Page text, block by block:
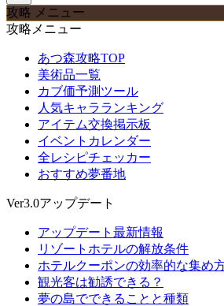
攻略 メニュー
攻略メニュー
あつ森攻略TOP
美術品一覧
カブ価予測ツール
人気キャラランキング
アイテム交換掲示板
イベントカレンダー
全レシピチェッカー
おすすめ夢番地
Ver3.0アップデート
アップデート最新情報
リゾートホテルの解放条件
ホテルクーポンの効率的な集め
観光客は勧誘できる？
夢の島でできることと種類